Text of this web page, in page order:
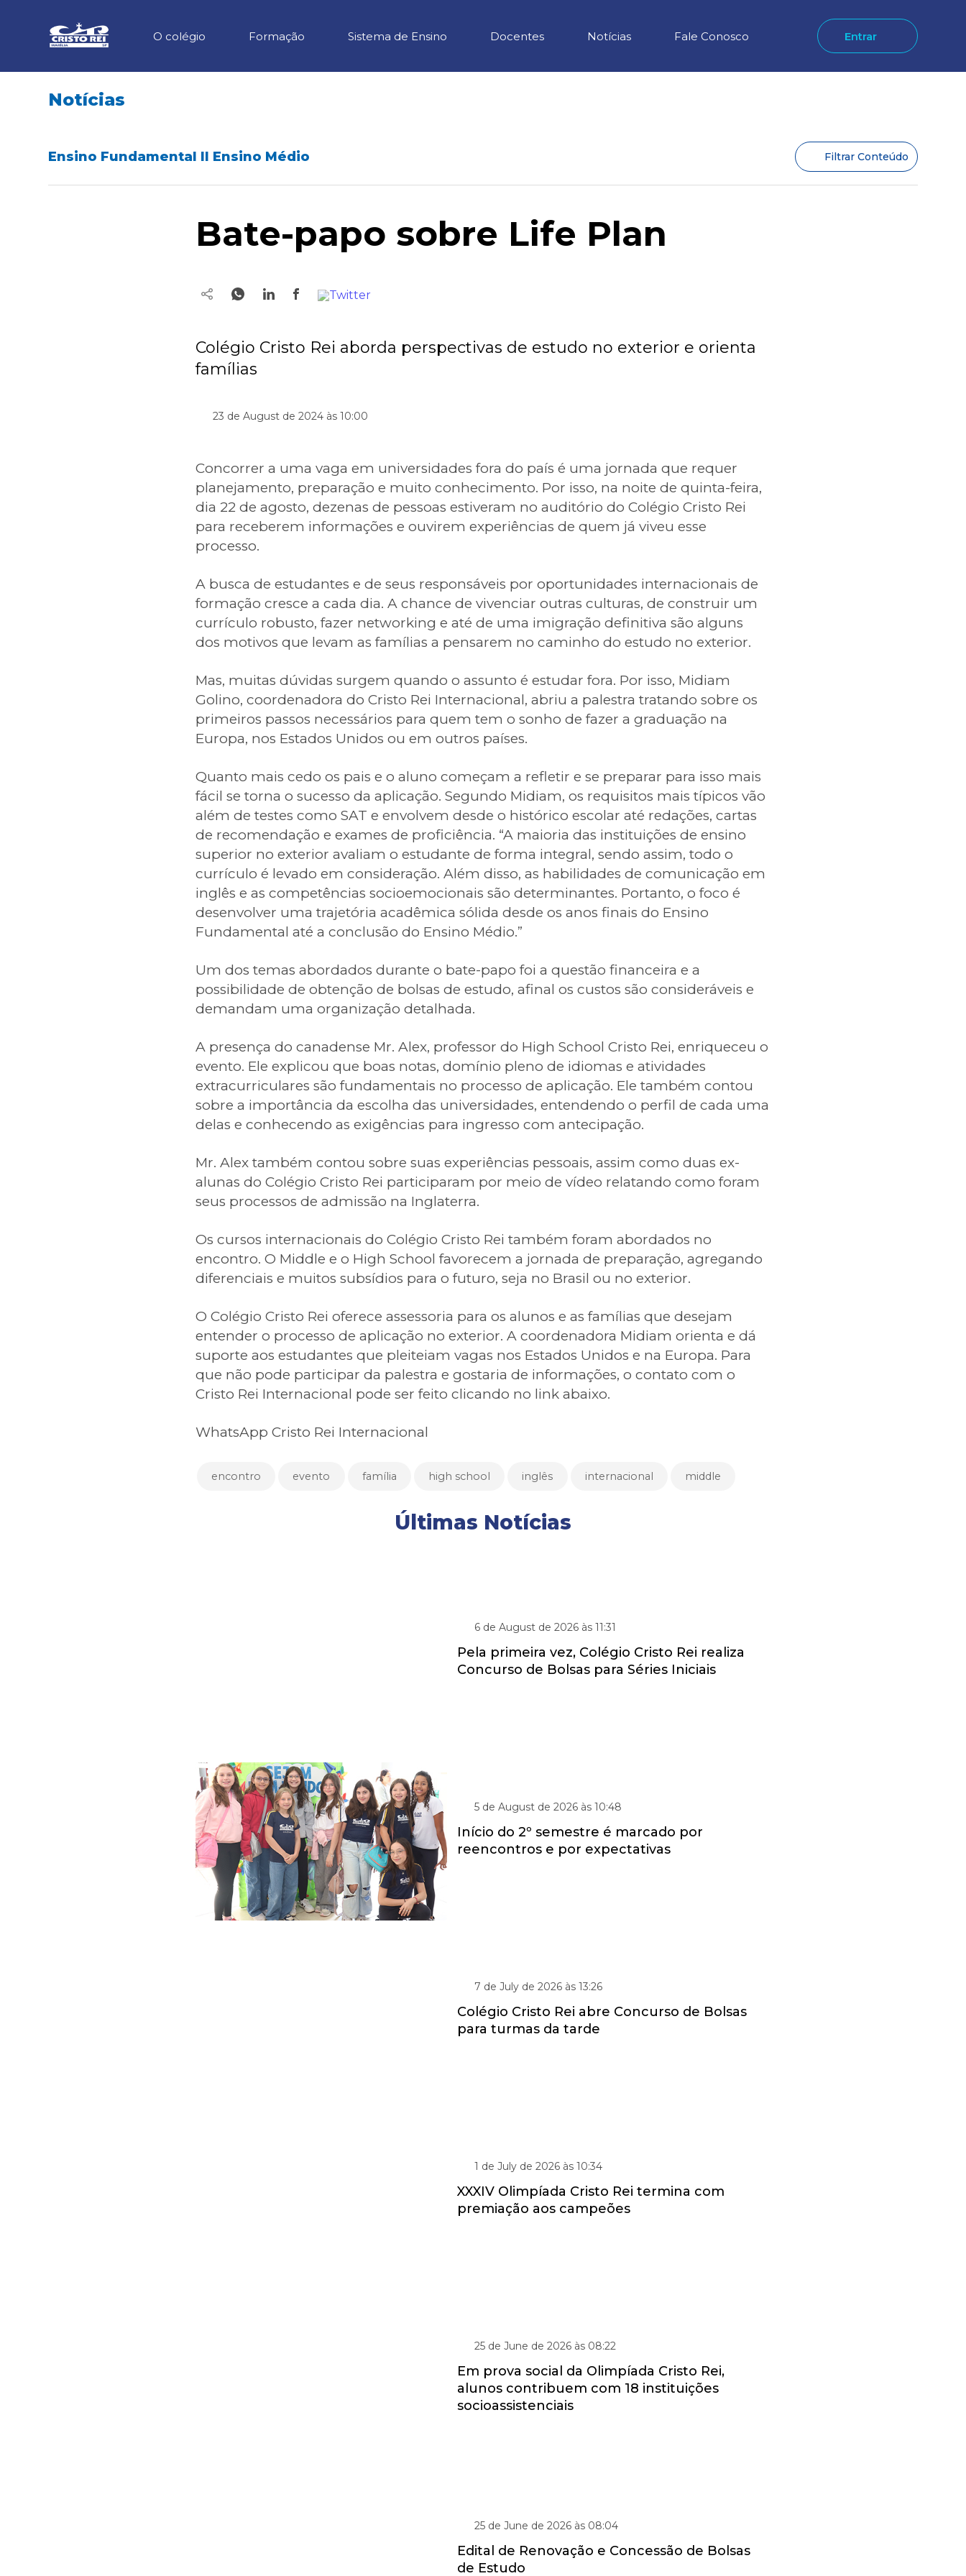
O colégio Formação Sistema de Ensino Docentes Notícias Fale Conosco Entrar
Notícias
Ensino Fundamental II Ensino Médio Filtrar Conteúdo
Bate-papo sobre Life Plan
Colégio Cristo Rei aborda perspectivas de estudo no exterior e orienta
famílias
23 de August de 2024 às 10:00
Concorrer a uma vaga em universidades fora do país é uma jornada que requer
planejamento, preparação e muito conhecimento. Por isso, na noite de quinta-feira,
dia 22 de agosto, dezenas de pessoas estiveram no auditório do Colégio Cristo Rei
para receberem informações e ouvirem experiências de quem já viveu esse
processo.
A busca de estudantes e de seus responsáveis por oportunidades internacionais de
formação cresce a cada dia. A chance de vivenciar outras culturas, de construir um
currículo robusto, fazer networking e até de uma imigração definitiva são alguns
dos motivos que levam as famílias a pensarem no caminho do estudo no exterior.
Mas, muitas dúvidas surgem quando o assunto é estudar fora. Por isso, Midiam
Golino, coordenadora do Cristo Rei Internacional, abriu a palestra tratando sobre os
primeiros passos necessários para quem tem o sonho de fazer a graduação na
Europa, nos Estados Unidos ou em outros países.
Quanto mais cedo os pais e o aluno começam a refletir e se preparar para isso mais
fácil se torna o sucesso da aplicação. Segundo Midiam, os requisitos mais típicos vão
além de testes como SAT e envolvem desde o histórico escolar até redações, cartas
de recomendação e exames de proficiência. “A maioria das instituições de ensino
superior no exterior avaliam o estudante de forma integral, sendo assim, todo o
currículo é levado em consideração. Além disso, as habilidades de comunicação em
inglês e as competências socioemocionais são determinantes. Portanto, o foco é
desenvolver uma trajetória acadêmica sólida desde os anos finais do Ensino
Fundamental até a conclusão do Ensino Médio.”
Um dos temas abordados durante o bate-papo foi a questão financeira e a
possibilidade de obtenção de bolsas de estudo, afinal os custos são consideráveis e
demandam uma organização detalhada.
A presença do canadense Mr. Alex, professor do High School Cristo Rei, enriqueceu o
evento. Ele explicou que boas notas, domínio pleno de idiomas e atividades
extracurriculares são fundamentais no processo de aplicação. Ele também contou
sobre a importância da escolha das universidades, entendendo o perfil de cada uma
delas e conhecendo as exigências para ingresso com antecipação.
Mr. Alex também contou sobre suas experiências pessoais, assim como duas ex-
alunas do Colégio Cristo Rei participaram por meio de vídeo relatando como foram
seus processos de admissão na Inglaterra.
Os cursos internacionais do Colégio Cristo Rei também foram abordados no
encontro. O Middle e o High School favorecem a jornada de preparação, agregando
diferenciais e muitos subsídios para o futuro, seja no Brasil ou no exterior.
O Colégio Cristo Rei oferece assessoria para os alunos e as famílias que desejam
entender o processo de aplicação no exterior. A coordenadora Midiam orienta e dá
suporte aos estudantes que pleiteiam vagas nos Estados Unidos e na Europa. Para
que não pode participar da palestra e gostaria de informações, o contato com o
Cristo Rei Internacional pode ser feito clicando no link abaixo.
WhatsApp Cristo Rei Internacional
encontro evento família high school inglês internacional middle
Últimas Notícias
6 de August de 2026 às 11:31
Pela primeira vez, Colégio Cristo Rei realiza
Concurso de Bolsas para Séries Iniciais
5 de August de 2026 às 10:48
Início do 2º semestre é marcado por
reencontros e por expectativas
7 de July de 2026 às 13:26
Colégio Cristo Rei abre Concurso de Bolsas
para turmas da tarde
1 de July de 2026 às 10:34
XXXIV Olimpíada Cristo Rei termina com
premiação aos campeões
25 de June de 2026 às 08:22
Em prova social da Olimpíada Cristo Rei,
alunos contribuem com 18 instituições
socioassistenciais
25 de June de 2026 às 08:04
Edital de Renovação e Concessão de Bolsas
de Estudo